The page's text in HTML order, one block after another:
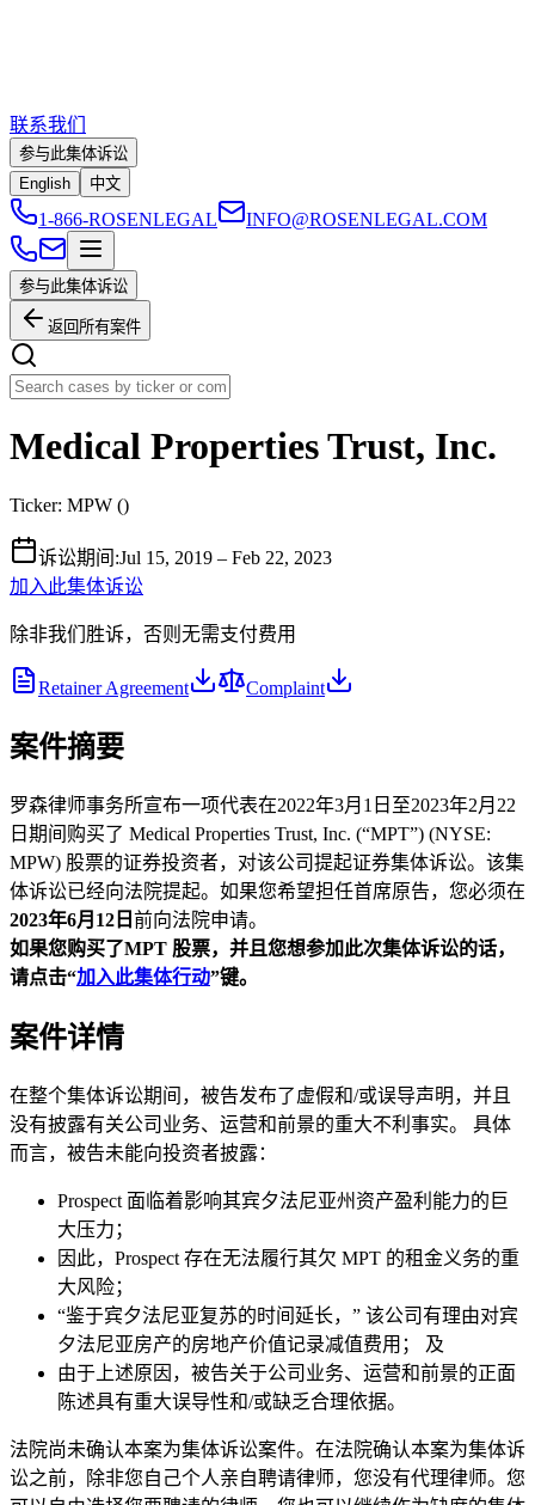
联系我们
参与此集体诉讼
English
中文
1-866-ROSENLEGAL INFO@ROSENLEGAL.COM
参与此集体诉讼
返回所有案件
Medical Properties Trust, Inc.
Ticker: MPW ()
诉讼期间 :Jul 15, 2019 – Feb 22, 2023
加入此集体诉讼
除非我们胜诉，否则无需支付费用
Retainer Agreement Complaint
案件摘要
罗森律师事务所宣布一项代表在2022年3月1日至2023年2月22
日期间购买了 Medical Properties Trust, Inc. (“MPT”) (NYSE:
MPW) 股票的证券投资者，对该公司提起证券集体诉讼。该集
体诉讼已经向法院提起。如果您希望担任首席原告，您必须在
2023年6月12日 前向法院申请。
如果您购买了MPT 股票，并且您想参加此次集体诉讼的话，
请点击“加入此集体行动”键。
案件详情
在整个集体诉讼期间，被告发布了虚假和/或误导声明，并且
没有披露有关公司业务、运营和前景的重大不利事实。 具体
而言，被告未能向投资者披露：
Prospect 面临着影响其宾夕法尼亚州资产盈利能力的巨
大压力；
因此，Prospect 存在无法履行其欠 MPT 的租金义务的重
大风险；
“鉴于宾夕法尼亚复苏的时间延长，” 该公司有理由对宾
夕法尼亚房产的房地产价值记录减值费用； 及
由于上述原因，被告关于公司业务、运营和前景的正面
陈述具有重大误导性和/或缺乏合理依据。
法院尚未确认本案为集体诉讼案件。在法院确认本案为集体诉
讼之前，除非您自己个人亲自聘请律师，您没有代理律师。您